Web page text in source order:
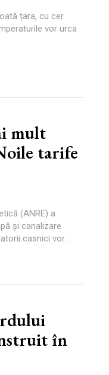
țara, cu cer
vor urca
mult
tarife
(ANRE) a
și canalizare
casnici vor...
în